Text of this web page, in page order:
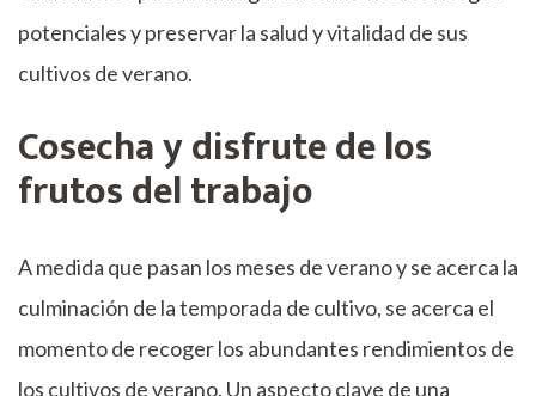
potenciales y preservar la salud y vitalidad de sus
cultivos de verano.
Cosecha y disfrute de los
frutos del trabajo
A medida que pasan los meses de verano y se acerca la
culminación de la temporada de cultivo, se acerca el
momento de recoger los abundantes rendimientos de
los cultivos de verano. Un aspecto clave de una